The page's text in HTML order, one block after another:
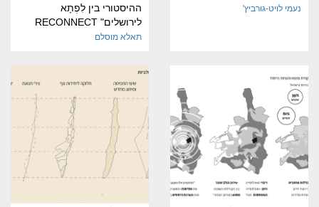
נעמי לויט-גורביץ'
ההיסטורי בין לִפְתָא
לירושלים" RECONNECT
תאלא מוסלם